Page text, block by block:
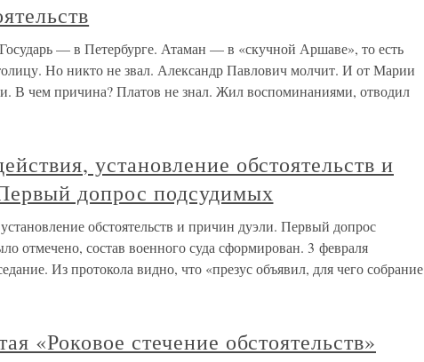
— в Петербурге. Атаман — в «скучной Аршаве», то есть
Но никто не звал. Александр Павлович молчит. И от Марии
В чем причина? Платов не знал. Жил воспоминаниями, отводил
установление обстоятельств и
допрос подсудимых
обстоятельств и причин дуэли. Первый допрос
отмечено, состав военного суда сформирован. 3 февраля
Из протокола видно, что «презус объявил, для чего собрание
«Роковое стечение обстоятельств»